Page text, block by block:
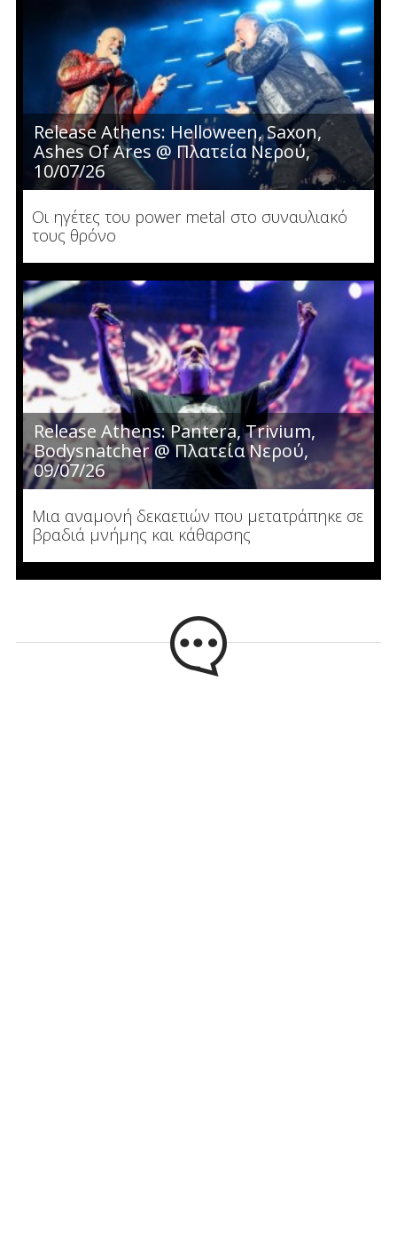
Release Athens: Helloween, Saxon,
Ashes Of Ares @ Πλατεία Νερού,
10/07/26
Οι ηγέτες του power metal στο συναυλιακό
τους θρόνο
Release Athens: Pantera, Trivium,
Bodysnatcher @ Πλατεία Νερού,
09/07/26
Μια αναμονή δεκαετιών που μετατράπηκε σε
βραδιά μνήμης και κάθαρσης